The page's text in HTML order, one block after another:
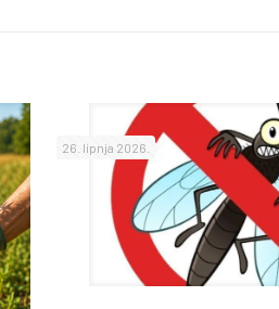
26. lipnja 2026.